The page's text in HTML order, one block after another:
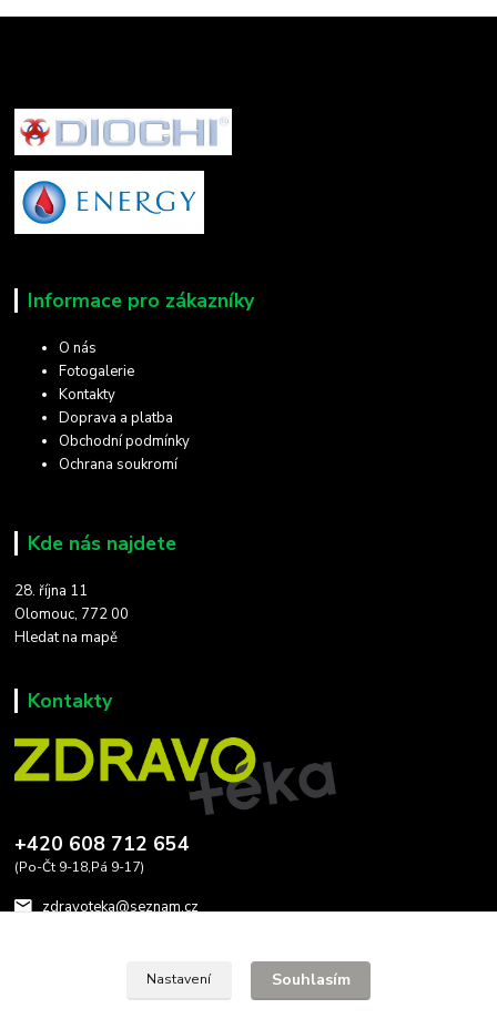
Informace pro zákazníky
O nás
Fotogalerie
Kontakty
Doprava a platba
Obchodní podmínky
Ochrana soukromí
Kde nás najdete
28. října 11
Olomouc, 772 00
Hledat na mapě
Kontakty
+420 608 712 654
(Po-Čt 9-18,Pá 9-17)
zdravoteka@seznam.cz
Nastavení Souhlasím